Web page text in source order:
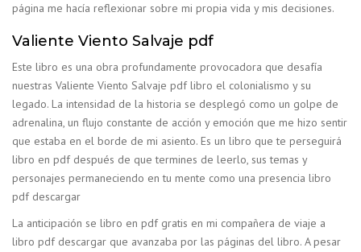
página me hacía reflexionar sobre mi propia vida y mis decisiones.
Valiente Viento Salvaje pdf
Este libro es una obra profundamente provocadora que desafía
nuestras Valiente Viento Salvaje pdf libro el colonialismo y su
legado. La intensidad de la historia se desplegó como un golpe de
adrenalina, un flujo constante de acción y emoción que me hizo sentir
que estaba en el borde de mi asiento. Es un libro que te perseguirá
libro en pdf después de que termines de leerlo, sus temas y
personajes permaneciendo en tu mente como una presencia libro
pdf descargar
La anticipación se libro en pdf gratis en mi compañera de viaje a
libro pdf descargar que avanzaba por las páginas del libro. A pesar